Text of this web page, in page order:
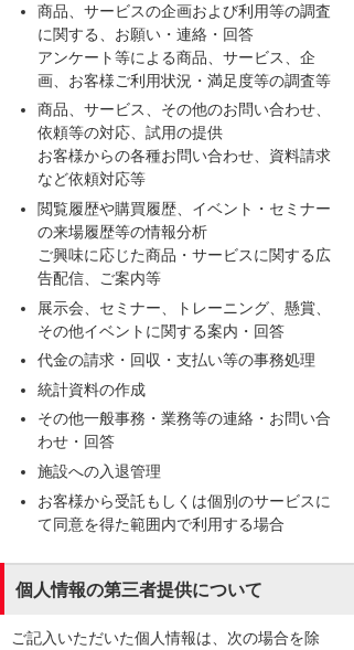
商品、サービスの企画および利用等の調査
に関する、お願い・連絡・回答
アンケート等による商品、サービス、企
画、お客様ご利用状況・満足度等の調査等
商品、サービス、その他のお問い合わせ、
依頼等の対応、試用の提供
お客様からの各種お問い合わせ、資料請求
など依頼対応等
閲覧履歴や購買履歴、イベント・セミナー
の来場履歴等の情報分析
ご興味に応じた商品・サービスに関する広
告配信、ご案内等
展示会、セミナー、トレーニング、懸賞、
その他イベントに関する案内・回答
代金の請求・回収・支払い等の事務処理
統計資料の作成
その他一般事務・業務等の連絡・お問い合
わせ・回答
施設への入退管理
お客様から受託もしくは個別のサービスに
て同意を得た範囲内で利用する場合
個人情報の第三者提供について
ご記入いただいた個人情報は、次の場合を除